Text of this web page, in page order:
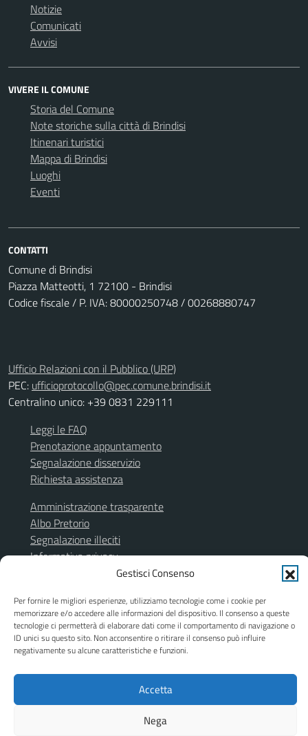
Gestisci Consenso
Per fornire le migliori esperienze, utilizziamo tecnologie come i cookie per
memorizzare e/o accedere alle informazioni del dispositivo. Il consenso a queste
tecnologie ci permetterà di elaborare dati come il comportamento di navigazione o
ID unici su questo sito. Non acconsentire o ritirare il consenso può influire
negativamente su alcune caratteristiche e funzioni.
Accetta
Nega
Notizie
Comunicati
Avvisi
VIVERE IL COMUNE
Storia del Comune
Note storiche sulla città di Brindisi
Itinenari turistici
Mappa di Brindisi
Luoghi
Eventi
CONTATTI
Comune di Brindisi
Piazza Matteotti, 1 72100 - Brindisi
Codice fiscale / P. IVA: 80000250748 / 00268880747
Ufficio Relazioni con il Pubblico (URP)
PEC: ufficioprotocollo@pec.comune.brindisi.it
Centralino unico: +39 0831 229111
Leggi le FAQ
Prenotazione appuntamento
Segnalazione disservizio
Richiesta assistenza
Amministrazione trasparente
Albo Pretorio
Segnalazione illeciti
Informativa privacy
Obiettivi di accessibilità
Piano di miglioramento del sito
SEGUICI SU